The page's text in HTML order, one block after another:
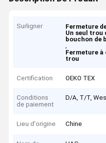
Surligner Fermeture
Un seul trou
bouchon de
,
Fermeture
trou
Certification OEKO TEX
Conditions
de paiement
D/A, T/T,
Lieu d'origine Chine